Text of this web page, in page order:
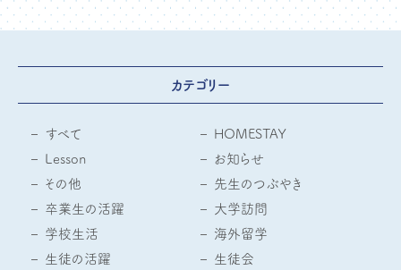
カテゴリー
すべて
HOMESTAY
Lesson
お知らせ
その他
先生のつぶやき
卒業生の活躍
大学訪問
学校生活
海外留学
生徒の活躍
生徒会